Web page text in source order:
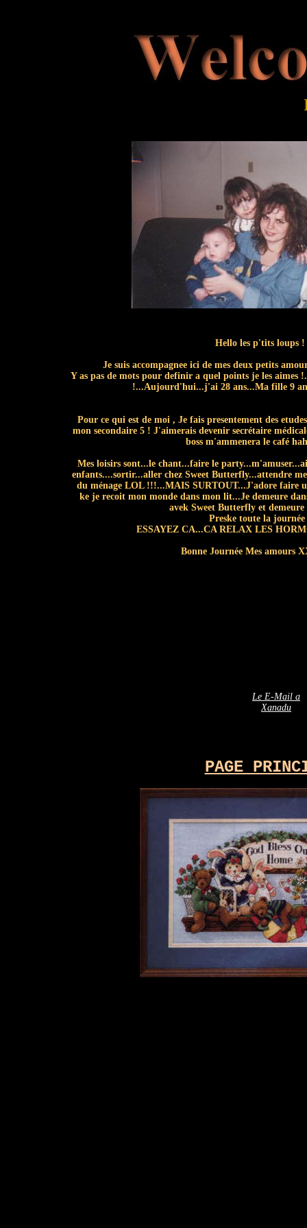
Hello les p'tits loups !
Je suis accompagnee ici de mes deux petits
Y as pas de mots pour definir a quel points je les aimes
!...Aujourd'hui...j'ai 28 ans...Ma fille 9
Pour ce qui est de moi , Je fais presentement des
mon secondaire 5 ! J'aimerais devenir secrétaire
boss m'ammenera le café
Mes loisirs sont...le chant...faire le
enfants....sortir...aller chez Sweet Butterfly...attendre
du ménage LOL !!!...MAIS SURTOUT...J'adore faire
ke je recoit mon monde dans mon lit...Je demeure
avek Sweet Butterfly et
Preske toute la
ESSAYEZ CA...CA RELAX LES
Bonne Journée Mes amours
Le E-Mail a
Xanadu
PAGE